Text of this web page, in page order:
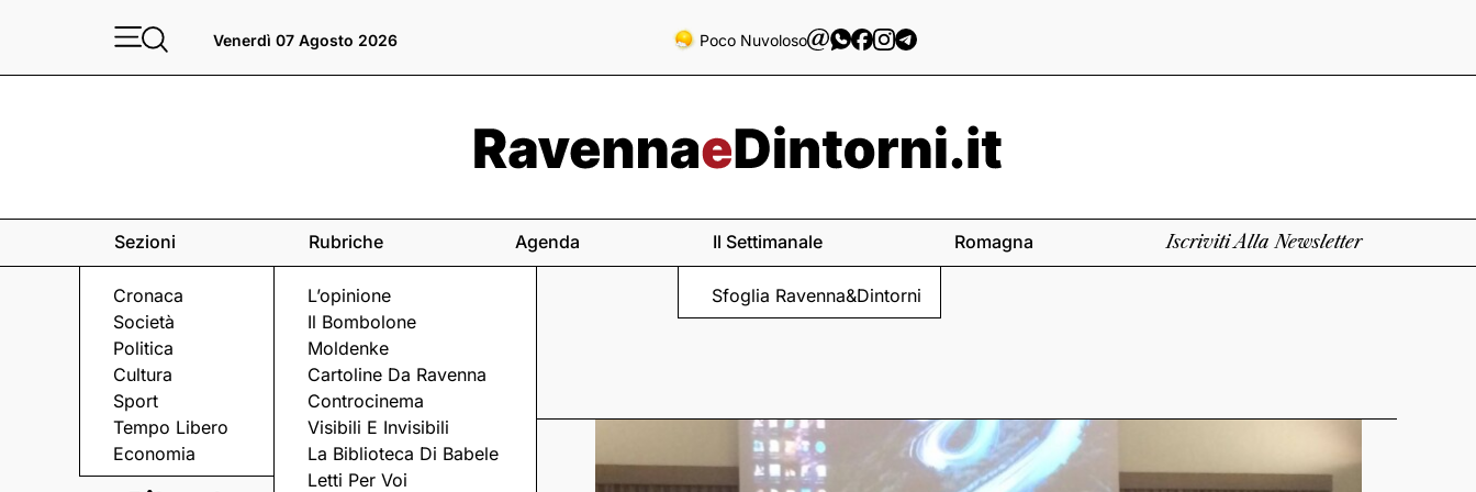
Venerdì 07 Agosto 2026 Poco Nuvoloso
Sezioni
Cronaca
Società
Politica
Cultura
Sport
Tempo Libero
Economia
Rubriche
L’opinione
Il Bombolone
Moldenke
Cartoline Da Ravenna
Controcinema
Visibili E Invisibili
La Biblioteca Di Babele
Letti Per Voi
Agenda Il Settimanale
Sfoglia Ravenna&Dintorni
Romagna Iscriviti Alla Newsletter
IL PROGETTO